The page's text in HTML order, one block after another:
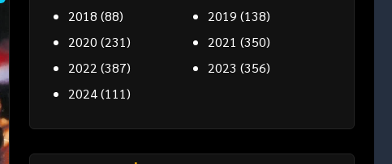
2018 (88) 2019 (138)
2020 (231) 2021 (350)
2022 (387) 2023 (356)
2024(111)